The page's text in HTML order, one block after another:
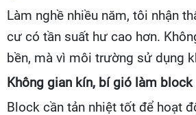
Làm nghề nhiều năm, tôi nhận
cư có tần suất hư cao hơn.
bền, mà vì môi trường sử dụng
Không gian kín, bí gió làm block
Block cần tản nhiệt tốt để hoạt